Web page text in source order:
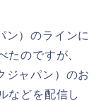
ン）のラインに
たのですが、
ジャパン）のお
などを配信し